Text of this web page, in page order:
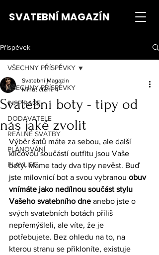
SVATEBNÍ MAGAZÍN
Příspěvek
VŠECHNY PŘÍSPĚVKY
INSPIRACE
DODAVATELE
REÁLNÉ SVATBY
PLÁNOVÁNÍ
PLAYLIST
VŠECHNY PŘÍSPĚVKY
Svatební boty - tipy od
nás jaké zvolit
Svatební Magazin
Minut čtení: 4
Výběr šatů máte za sebou, ale další
klíčovou součástí outfitu jsou Vaše
boty. Máme tady dva tipy nevěst. Buď
jste milovnicí bot a svou vybranou obuv
vnímáte jako nedílnou součást stylu
Vašeho svatebního dne anebo jste o
svých svatebních botách příliš
nepřemýšleli, ale víte, že je
potřebujete. Bez ohledu na to, na
kterou stranu se přikloníte, existuje